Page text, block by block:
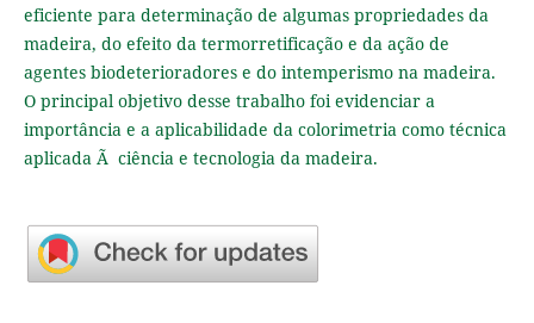
eficiente para determinação de algumas propriedades da
madeira, do efeito da termorretificação e da ação de
agentes biodeterioradores e do intemperismo na madeira.
O principal objetivo desse trabalho foi evidenciar a
importância e a aplicabilidade da colorimetria como técnica
aplicada Ã ciência e tecnologia da madeira.